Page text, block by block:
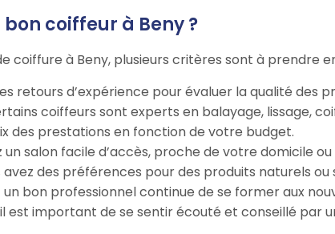
coiffeur à Beny ?
coiffure à Beny, plusieurs critères sont à prendre
retours d’expérience pour évaluer la qualité des
coiffeurs sont experts en balayage, lissage,
des prestations en fonction de votre budget.
un salon facile d’accès, proche de votre domicile
avez des préférences pour des produits naturels
bon professionnel continue de se former aux
est important de se sentir écouté et conseillé par